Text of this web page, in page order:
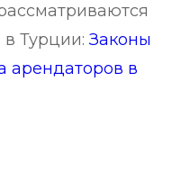
Турции: Законы
арендаторов в